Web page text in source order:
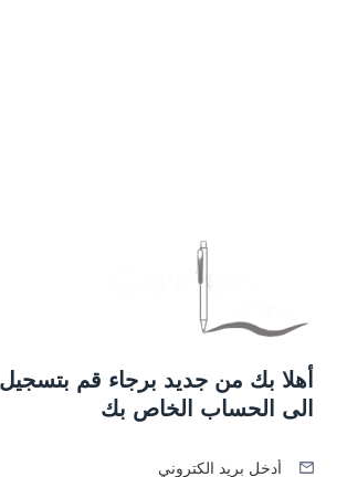
أهلا بك من جديد برجاء قم
الى الحساب الخاص بك